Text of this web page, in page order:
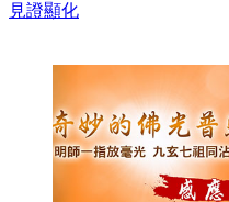
見證顯化